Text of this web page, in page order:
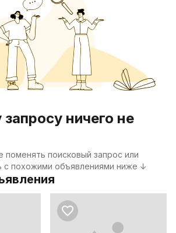
ничего не
поменять поисковый запрос или
с похожими объявлениями ниже ↓